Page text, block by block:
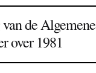
de Algemene
over 1981